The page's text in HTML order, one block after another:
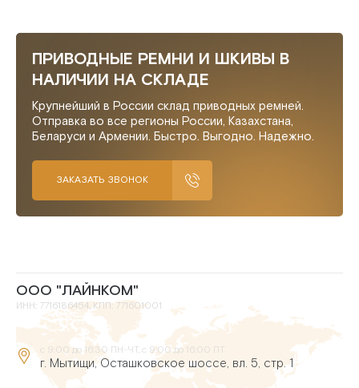
ПРИВОДНЫЕ РЕМНИ И ШКИВЫ В
НАЛИЧИИ НА СКЛАДЕ
Крупнейший в России склад приводных ремней.
Отправка во все регионы России, Казахстана,
Беларуси и Армении. Быстро. Выгодно. Надежно.
ЗАКАЗАТЬ ЗВОНОК
ООО "ЛАЙНКОМ"
ИНН: 7716186454, КПП: 771601001
с 9:00 до 16:30 ПН-ЧТ, с 9:00 до 16:00 ПТ
г. Мытищи, Осташковское шоссе, вл. 5, стр. 1